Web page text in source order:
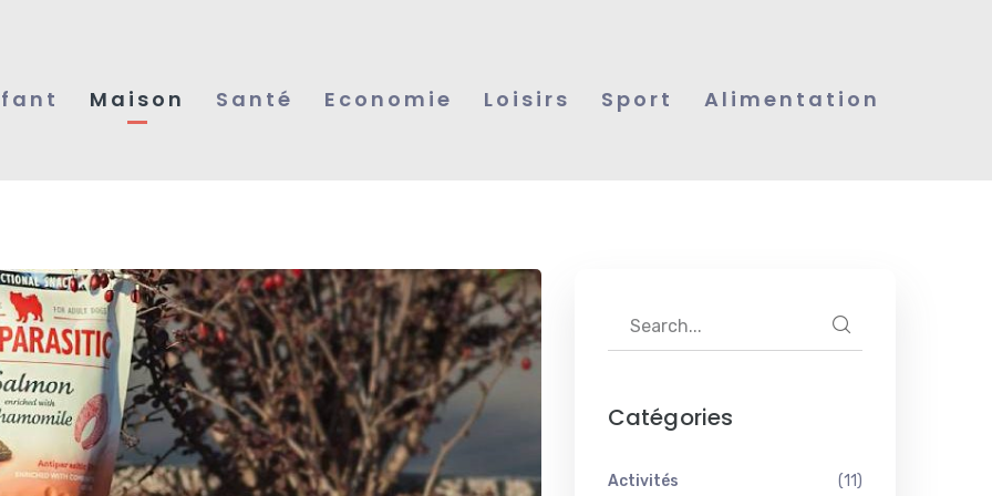
Maison Santé Economie Loisirs Sport Alimentation
Catégories
Activités (11)